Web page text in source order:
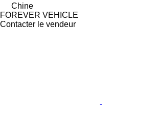
Chine
FOREVER VEHICLE
Contacter le vendeur